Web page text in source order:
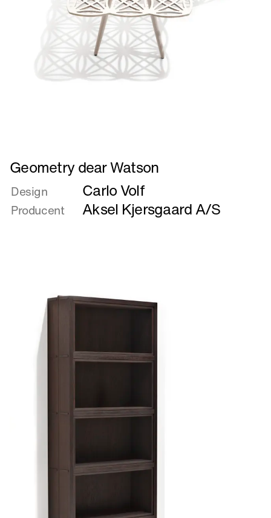
Læs
mere
om
Geometry
dear
Geometry dear Watson
Design Carlo Volf
Producent Aksel Kjersgaard A/S